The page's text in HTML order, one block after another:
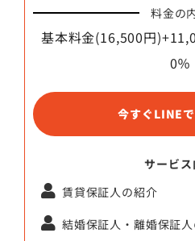
料金の
基本料金(16,500円
0％
今すぐLINE
サービ
賃貸保証人の紹介
結婚保証人・離婚保証